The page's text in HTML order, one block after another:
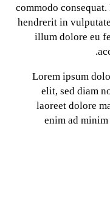
commodo
hendrerit in
illum dolore eu
Lorem ipsum
elit, sed diam
laoreet dolore
enim ad